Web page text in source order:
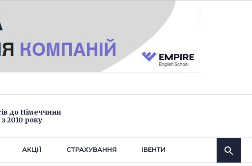
до Німеччини
2010 року
АКЦІЇ СТРАХУВАННЯ IВЕНТИ